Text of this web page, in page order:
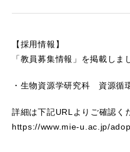
【採用情報】
「教員募集情報」を掲載しま
・生物資源学研究科 資源循
詳細は下記URLよりご確認く
https://www.mie-u.ac.jp/